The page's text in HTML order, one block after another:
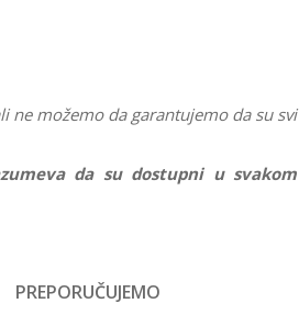
ne možemo da garantujemo da su svi
da su dostupni u svakom
PREPORUČUJEMO